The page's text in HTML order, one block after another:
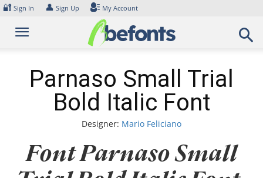
Skip
content
🔐 Sign In 👤 Sign Up My Account
Parnaso Small Trial
Bold Italic Font
Designer: Mario Feliciano
Font Parnaso Small